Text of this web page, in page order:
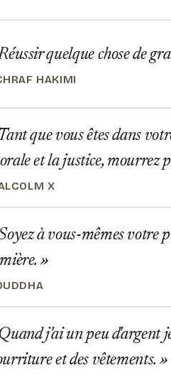
quelque chose de
HAKIMI
que vous êtes dans
et la justice, mourrez
X
à vous-mêmes votre
j'ai un peu d'argent je
et des vêtements.